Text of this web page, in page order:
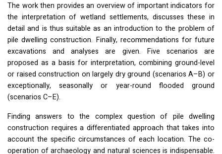
The work then provides an overview of important indicators for
the interpretation of wetland settlements, discusses these in
detail and is thus suitable as an introduction to the problem of
pile dwelling construction. Finally, recommendations for future
excavations and analyses are given. Five scenarios are
proposed as a basis for interpretation, combining ground-level
or raised construction on largely dry ground (scenarios A–B) or
exceptionally, seasonally or year-round flooded ground
(scenarios C–E).
Finding answers to the complex question of pile dwelling
construction requires a differentiated approach that takes into
account the specific circumstances of each location. The co-
operation of archaeology and natural sciences is indispensable.